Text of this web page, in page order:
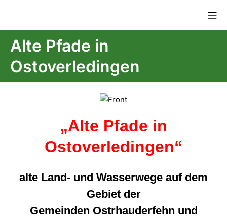
Alte Pfade in
Ostoverledingen
„Alte Pfade in
Ostoverledingen“
alte Land- und Wasserwege auf dem
Gebiet der
Gemeinden Ostrhauderfehn und